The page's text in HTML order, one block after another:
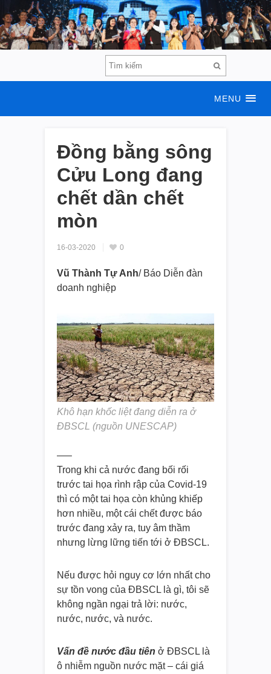
MENU
Đồng bằng sông
Cửu Long đang
chết dần chết
mòn
16-03-2020 0
Vũ Thành Tự Anh/ Báo Diễn đàn
doanh nghiệp
Khô hạn khốc liệt đang diễn ra ở
ĐBSCL (nguồn UNESCAP)
—–
Trong khi cả nước đang bối rối
trước tai họa rình rập của Covid-19
thì có một tai họa còn khủng khiếp
hơn nhiều, một cái chết được báo
trước đang xảy ra, tuy âm thầm
nhưng lừng lững tiến tới ở ĐBSCL.
Nếu được hỏi nguy cơ lớn nhất cho
sự tồn vong của ĐBSCL là gì, tôi sẽ
không ngần ngại trả lời: nước,
nước, nước, và nước.
Vấn đề nước đầu tiên ở ĐBSCL là
ô nhiễm nguồn nước mặt – cái giá